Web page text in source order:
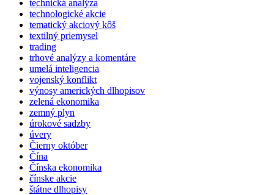
technická analýza
technologické akcie
tematický akciový kôš
textilný priemysel
trading
trhové analýzy a komentáre
umelá inteligencia
vojenský konflikt
výnosy amerických dlhopisov
zelená ekonomika
zemný plyn
úrokové sadzby
úvery
Čierny október
Čína
Čínska ekonomika
čínske akcie
štátne dlhopisy